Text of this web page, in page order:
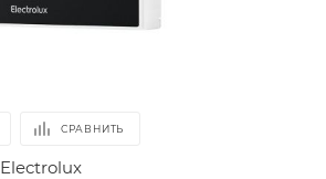
СРАВНИТЬ
Electrolux